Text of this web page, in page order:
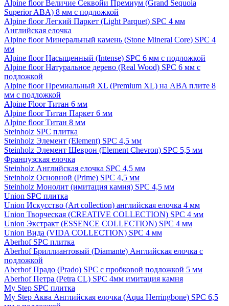
Alpine floor Величие Секвойи Премиум (Grand Sequoia
Superior ABA) 8 мм с подложкой
Alpine floor Легкий Паркет (Light Parquet) SPC 4 мм
Английская елочка
Alpine floor Минеральный камень (Stone Mineral Core) SPC 4
мм
Alpine floor Насыщенный (Intense) SPC 6 мм с подложкой
Alpine floor Натуральное дерево (Real Wood) SPC 6 мм с
подложкой
Alpine floor Премиальный XL (Premium XL) на ABA плите 8
мм с подложкой
Alpine Floor Титан 6 мм
Alpine floor Титан Паркет 6 мм
Alpine floor Титан 8 мм
Steinholz SPC плитка
Steinholz Элемент (Element) SPC 4,5 мм
Steinholz Элемент Шеврон (Element Chevron) SPC 5,5 мм
Французская елочка
Steinholz Английская елочка SPC 4,5 мм
Steinholz Основной (Prime) SPC 4,5 мм
Steinholz Монолит (имитация камня) SPC 4,5 мм
Union SPC плитка
Union Искусство (Art collection) английская елочка 4 мм
Union Творческая (CREATIVE COLLECTION) SPC 4 мм
Union Экстракт (ESSENCE COLLECTION) SPC 4 мм
Union Вида (VIDA COLLECTION) SPC 4 мм
Aberhof SPC плитка
Aberhof Бриллиантовый (Diamante) Английская елочка с
подложкой
Aberhof Прадо (Prado) SPC с пробковой подложкой 5 мм
Aberhof Петра (Petra CL) SPC 4мм имитация камня
My Step SPC плитка
My Step Аква Английская елочка (Aqua Herringbone) SPC 6,5